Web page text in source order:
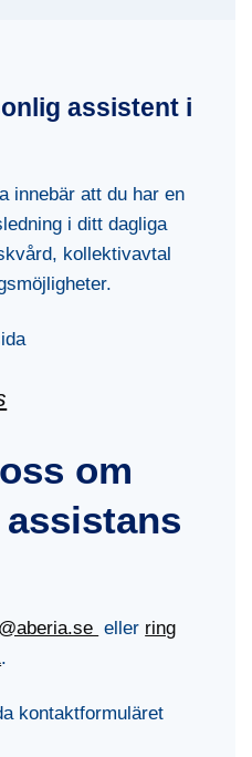
assistent i
innebär att du har en
i ditt dagliga
kollektivavtal
om
eller ring
.
kontaktformuläret